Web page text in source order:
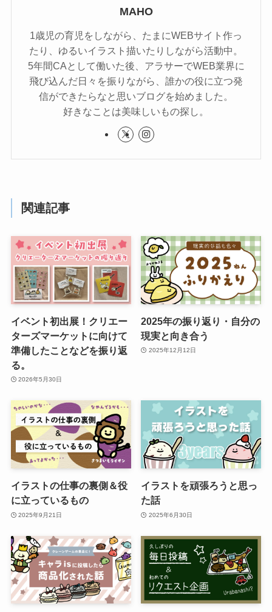
MAHO
1歳児の育児をしながら、たまにWEBサイト作っ
たり、ゆるいイラスト描いたりしながら活動中。
5年間CAとして働いた後、アラサーでWEB業界に
飛び込んだ日々を振りながら、誰かの役に立つ発
信ができたらなと思いブログを始めました。
好きなことは美味しいもの探し。
関連記事
イベント初出展！クリエー
ターズマーケットに向けて
準備したことなどを振り返
る。
2026年5月30日
2025年の振り返り・自分の
現実と向き合う
2025年12月12日
イラストの仕事の裏側＆役
に立っているもの
2025年9月21日
イラストを頑張ろうと思っ
た話
2025年6月30日